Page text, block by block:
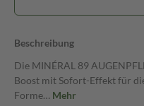
Beschreibung
Die MINÉRAL 89
Boost mit Sofort-Effekt für
Forme… Mehr